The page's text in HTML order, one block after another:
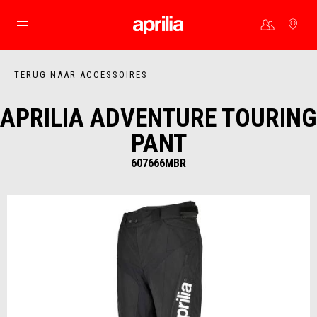
Ga naar de hoofdcontent
TERUG NAAR ACCESSOIRES
APRILIA ADVENTURE TOURING
PANT
607666MBR